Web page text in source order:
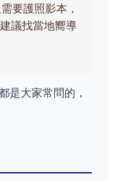
要護照影本，
議找當地嚮導
是大家常問的，